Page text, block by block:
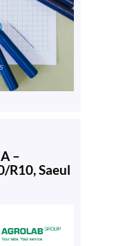
–
R10, Saeul